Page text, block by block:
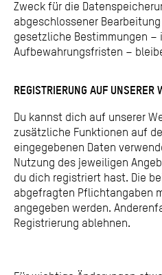
Zweck für die
abgeschlossener
gesetzliche Bestimmungen –
Aufbewahrungsfristen –
REGISTRIERUNG AUF UNSERER
Du kannst dich auf unserer
zusätzliche Funktionen auf
eingegebenen Daten
Nutzung des jeweiligen
du dich registriert hast. Die
abgefragten Pflichtangaben
angegeben werden.
Registrierung ablehnen.